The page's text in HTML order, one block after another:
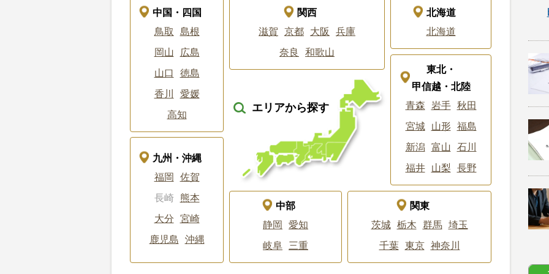
エリアから探す
北海道
北海道
東北・
甲信越・北陸
青森
岩手
秋田
宮城
山形
福島
新潟
富山
石川
福井
山梨 長野
関東
茨城
栃木 群馬
埼玉
千葉
東京 神奈川
中部
静岡
愛知
岐阜
三重
関西
滋賀
京都 大阪
兵庫
奈良
和歌山
中国・四国
鳥取
島根
岡山
広島
山口
徳島
香川
愛媛
高知
九州・沖縄
福岡
佐賀
長崎
熊本
大分
宮崎
鹿児島
沖縄